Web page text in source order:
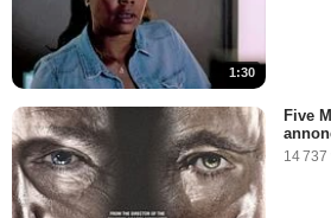
1:30
Five
14 737